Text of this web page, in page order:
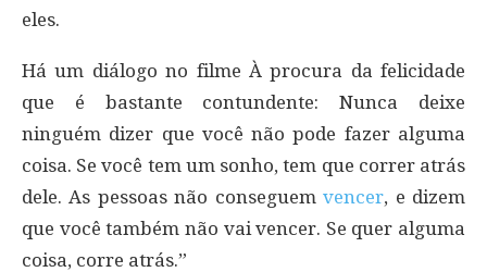
eles.
Há um diálogo no filme À procura da felicidade
que é bastante contundente: Nunca deixe
ninguém dizer que você não pode fazer alguma
coisa. Se você tem um sonho, tem que correr atrás
dele. As pessoas não conseguemvencer, e dizem
que você também não vai vencer. Se quer alguma
coisa, corre atrás.”